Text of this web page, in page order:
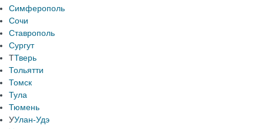
Симферополь
Сочи
Ставрополь
Сургут
ТТверь
Тольятти
Томск
Тула
Тюмень
УУлан-Удэ